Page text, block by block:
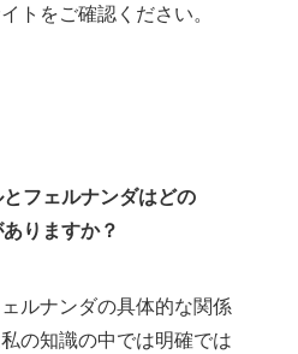
トをご確認ください。
フェルナンダはどの
りますか？
ルナンダの具体的な関係
の知識の中では明確では